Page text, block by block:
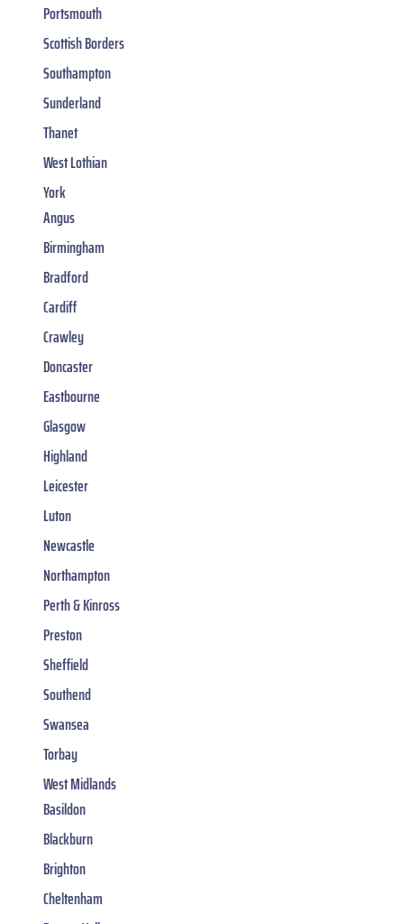
Portsmouth
Scottish Borders
Southampton
Sunderland
Thanet
West Lothian
York
Angus
Birmingham
Bradford
Cardiff
Crawley
Doncaster
Eastbourne
Glasgow
Highland
Leicester
Luton
Newcastle
Northampton
Perth & Kinross
Preston
Sheffield
Southend
Swansea
Torbay
West Midlands
Basildon
Blackburn
Brighton
Cheltenham